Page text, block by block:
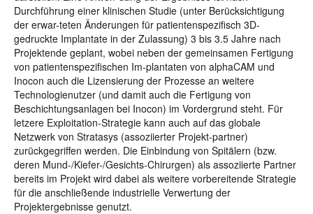
Durchführung einer klinischen Studie (unter Berücksichtigung
der erwar-teten Änderungen für patientenspezifisch 3D-
gedruckte Implantate in der Zulassung) 3 bis 3.5 Jahre nach
Projektende geplant, wobei neben der gemeinsamen Fertigung
von patientenspezifischen Im-plantaten von alphaCAM und
Inocon auch die Lizensierung der Prozesse an weitere
Technologienutzer (und damit auch die Fertigung von
Beschichtungsanlagen bei Inocon) im Vordergrund steht. Für
letzere Exploitation-Strategie kann auch auf das globale
Netzwerk von Stratasys (assoziierter Projekt-partner)
zurückgegriffen werden. Die Einbindung von Spitälern (bzw.
deren Mund-/Kiefer-/Gesichts-Chirurgen) als assoziierte Partner
bereits im Projekt wird dabei als weitere vorbereitende Strategie
für die anschließende industrielle Verwertung der
Projektergebnisse genutzt.